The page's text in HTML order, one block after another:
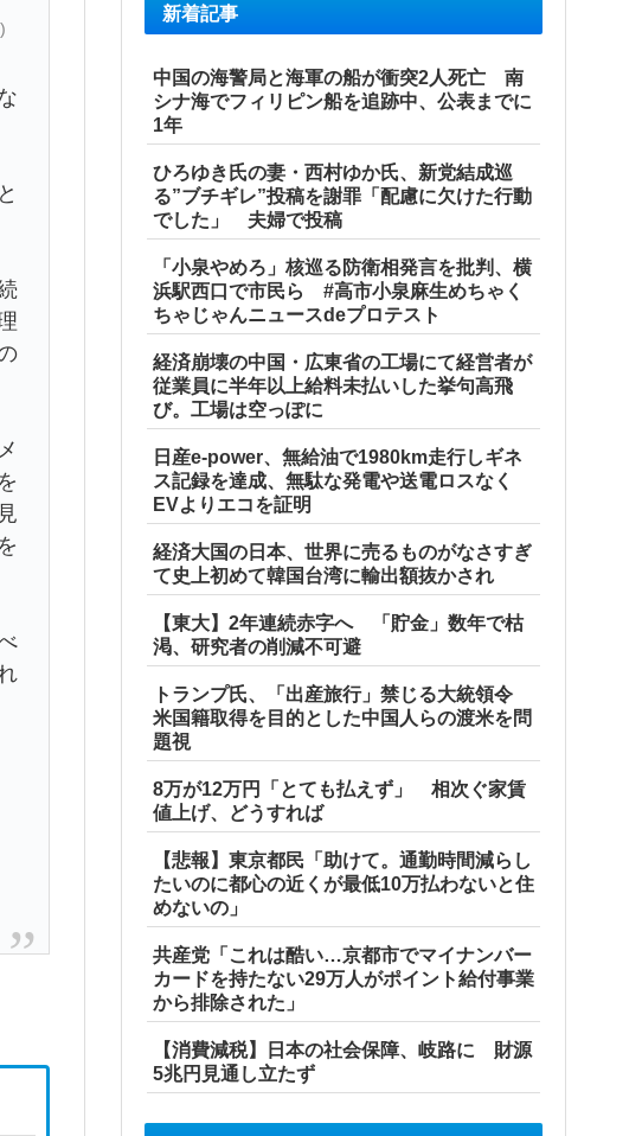
新着記事
中国の海警局と海軍の船が衝突2人死亡 南
シナ海でフィリピン船を追跡中、公表までに
1年
ひろゆき氏の妻・西村ゆか氏、新党結成巡
る”ブチギレ”投稿を謝罪「配慮に欠けた行動
でした」 夫婦で投稿
「小泉やめろ」核巡る防衛相発言を批判、横
浜駅西口で市民ら #高市小泉麻生めちゃく
ちゃじゃんニュースdeプロテスト
経済崩壊の中国・広東省の工場にて経営者が
従業員に半年以上給料未払いした挙句高飛
び。工場は空っぽに
日産e-power、無給油で1980km走行しギネ
ス記録を達成、無駄な発電や送電ロスなく
EVよりエコを証明
経済大国の日本、世界に売るものがなさすぎ
て史上初めて韓国台湾に輸出額抜かされ
【東大】2年連続赤字へ 「貯金」数年で枯
渇、研究者の削減不可避
トランプ氏、「出産旅行」禁じる大統領令
米国籍取得を目的とした中国人らの渡米を問
題視
8万が12万円「とても払えず」 相次ぐ家賃
値上げ、どうすれば
【悲報】東京都民「助けて。通勤時間減らし
たいのに都心の近くが最低10万払わないと住
めないの」
共産党「これは酷い…京都市でマイナンバー
カードを持たない29万人がポイント給付事業
から排除された」
【消費減税】日本の社会保障、岐路に 財源
5兆円見通し立たず